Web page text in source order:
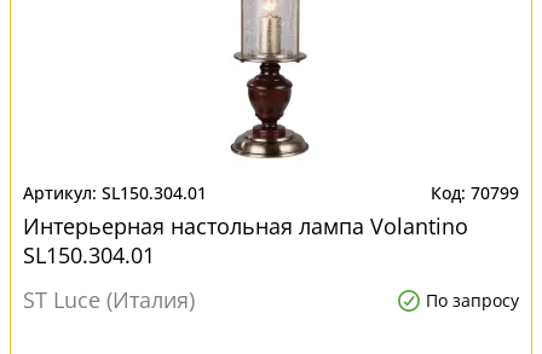
SL150.304.01 70799
Интерьерная настольная лампа Volantino
SL150.304.01
ST Luce (Италия)
По запросу